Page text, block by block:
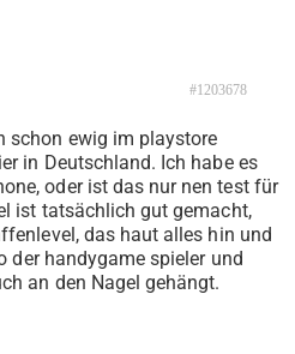
#1203678
schon ewig im playstore
in Deutschland. Ich habe es
oder ist das nur nen test für
ist tatsächlich gut gemacht,
das haut alles hin und
handygame spieler und
an den Nagel gehängt.